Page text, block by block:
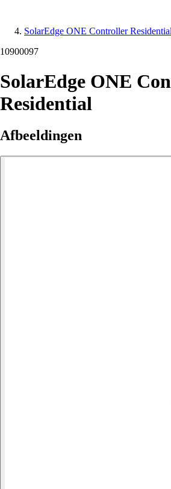
SolarEdge ONE Controller Residential
10900097
SolarEdge ONE
Residential
Afbeeldingen